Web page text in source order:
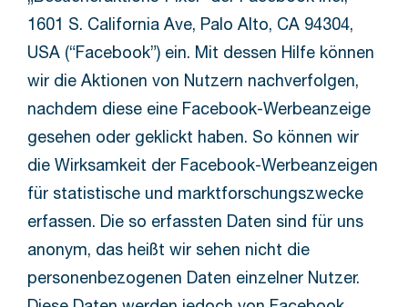
1601 S. California Ave, Palo Alto, CA 94304,
USA (“Facebook”) ein. Mit dessen Hilfe können
wir die Aktionen von Nutzern nachverfolgen,
nachdem diese eine Facebook-Werbeanzeige
gesehen oder geklickt haben. So können wir
die Wirksamkeit der Facebook-Werbeanzeigen
für statistische und marktforschungszwecke
erfassen. Die so erfassten Daten sind für uns
anonym, das heißt wir sehen nicht die
personenbezogenen Daten einzelner Nutzer.